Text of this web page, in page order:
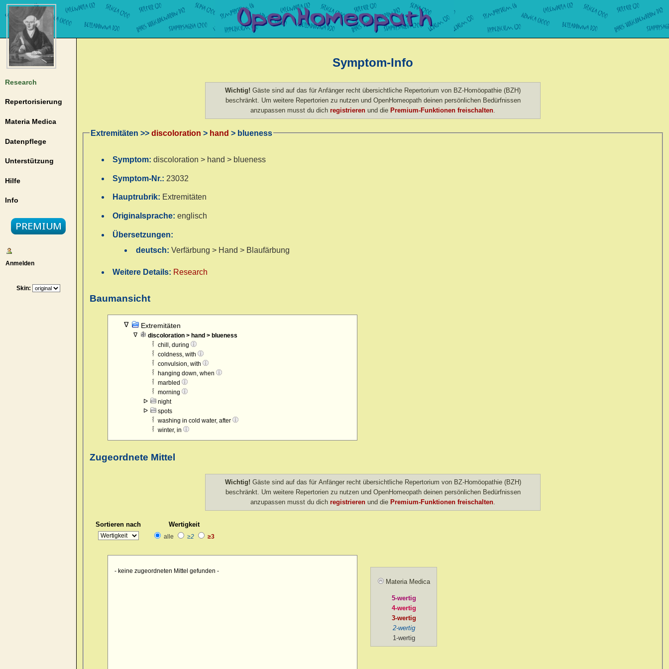
Research
Repertorisierung
Materia Medica
Datenpflege
Unterstützung
Hilfe
Info
Anmelden
Skin:
Symptom-Info
Wichtig! Gäste sind auf das für Anfänger recht übersichtliche Repertorium von BZ-Homöopathie (BZH)
beschränkt. Um weitere Repertorien zu nutzen und OpenHomeopath deinen persönlichen Bedürfnissen
anzupassen musst du dich registrieren und die Premium-Funktionen freischalten
Extremitäten >> discoloration > hand > blueness
Symptom:discoloration > hand > blueness
Symptom-Nr.: 23032
Hauptrubrik: Extremitäten
Originalsprache:englisch
Übersetzungen:
deutsch: Verfärbung > Hand > Blaufärbung
Weitere Details: Research
Baumansicht
Extremitäten
discoloration > hand > blueness
chill, during
coldness, with
convulsion, with
hanging down, when
marbled
morning
night
spots
washing in cold water, after
winter, in
Zugeordnete Mittel
Wichtig! Gäste sind auf das für Anfänger recht übersichtliche Repertorium von BZ-Homöopathie (BZH)
beschränkt. Um weitere Repertorien zu nutzen und OpenHomeopath deinen persönlichen Bedürfnissen
anzupassen musst du dich registrieren und die Premium-Funktionen freischalten
Sortieren nach Wertigkeit
alle ≥2 ≥3
- keine zugeordneten Mittel gefunden -
Materia Medica
5-wertig
4-wertig
3-wertig
2-wertig
1-wertig